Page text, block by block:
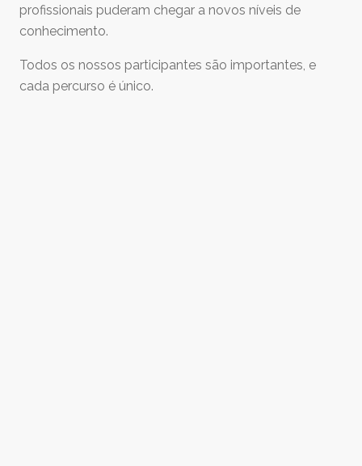
profissionais puderam chegar a novos níveis de
conhecimento.
Todos os nossos participantes são importantes, e
cada percurso é único.